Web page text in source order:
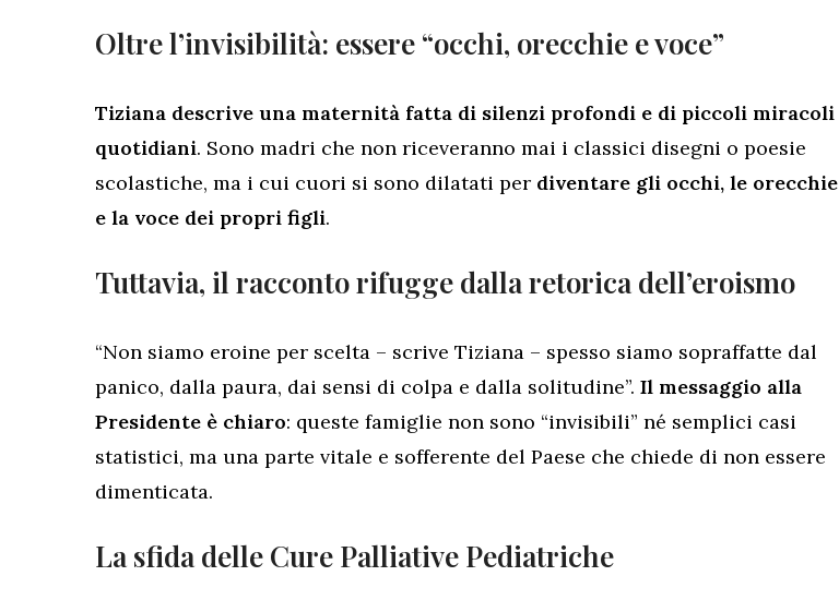
Oltre l’invisibilità: essere “occhi, orecchie e voce”
Tiziana descrive una maternità fatta di silenzi profondi e di piccoli miracoli
quotidiani. Sono madri che non riceveranno mai i classici disegni o poesie
scolastiche, ma i cui cuori si sono dilatati per diventare gli occhi, le orecchie
e la voce dei propri figli.
Tuttavia, il racconto rifugge dalla retorica dell’eroismo
“Non siamo eroine per scelta – scrive Tiziana – spesso siamo sopraffatte dal
panico, dalla paura, dai sensi di colpa e dalla solitudine”. Il messaggio alla
Presidente è chiaro: queste famiglie non sono “invisibili” né semplici casi
statistici, ma una parte vitale e sofferente del Paese che chiede di non essere
dimenticata.
La sfida delle Cure Palliative Pediatriche